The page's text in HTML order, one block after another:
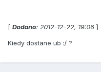
[ Dodano: 2012-12-22, 19:06 ]
Kiedy dostane ub :/ ?